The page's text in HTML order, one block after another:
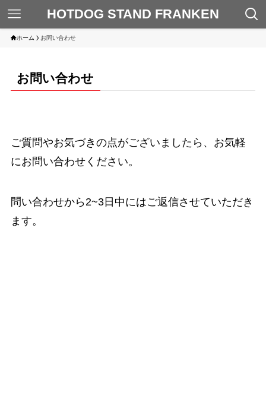
HOTDOG STAND FRANKEN
ホーム お問い合わせ
お問い合わせ
ご質問やお気づきの点がございましたら、お気軽
にお問い合わせください。
問い合わせから2~3日中にはご返信させていただき
ます。